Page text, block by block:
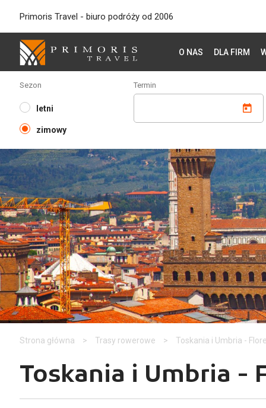
Primoris Travel - biuro podróży od 2006
O NAS DLA FIRM
Sezon
letni
zimowy
Termin
Strona główna > Trasy rowerowe > Toskania i Umbria -
Toskania i Umbria -